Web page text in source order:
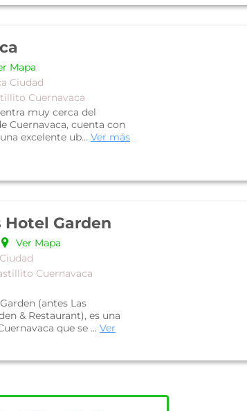
Mapa
Ciudad
Cuernavaca
muy cerca del
Cuernavaca, cuenta con
excelente ub... Ver más
Hotel Garden
Ver Mapa
Cuernavaca
(antes Las
& Restaurant), es una
que se ... Ver